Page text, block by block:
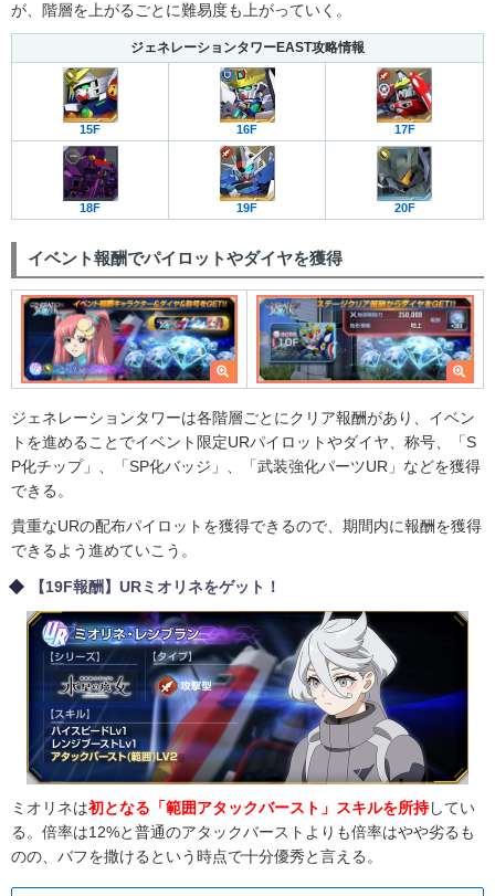
が、階層を上がるごとに難易度も上がっていく。
ジェネレーションタワーEAST攻略情報
15F 16F 17F
18F 19F 20F
イベント報酬でパイロットやダイヤを獲得
ジェネレーションタワーは各階層ごとにクリア報酬があり、イベン
トを進めることでイベント限定URパイロットやダイヤ、称号、「S
P化チップ」、「SP化バッジ」、「武装強化パーツUR」などを獲得
できる。
貴重なURの配布パイロットを獲得できるので、期間内に報酬を獲得
できるよう進めていこう。
【19F報酬】URミオリネをゲット！
ミオリネは初となる「範囲アタックバースト」スキルを所持してい
る。倍率は12%と普通のアタックバーストよりも倍率はやや劣るも
のの、バフを撒けるという時点で十分優秀と言える。